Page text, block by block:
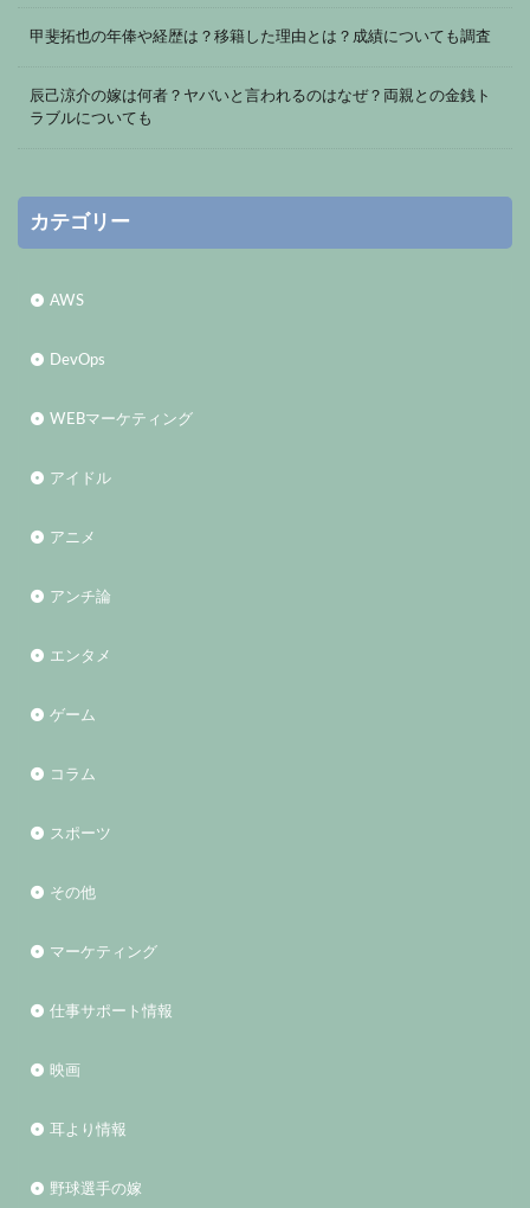
甲斐拓也の年俸や経歴は？移籍した理由とは？成績についても調査
辰己涼介の嫁は何者？ヤバいと言われるのはなぜ？両親との金銭ト
ラブルについても
カテゴリー
AWS
DevOps
WEBマーケティング
アイドル
アニメ
アンチ論
エンタメ
ゲーム
コラム
スポーツ
その他
マーケティング
仕事サポート情報
映画
耳より情報
野球選手の嫁